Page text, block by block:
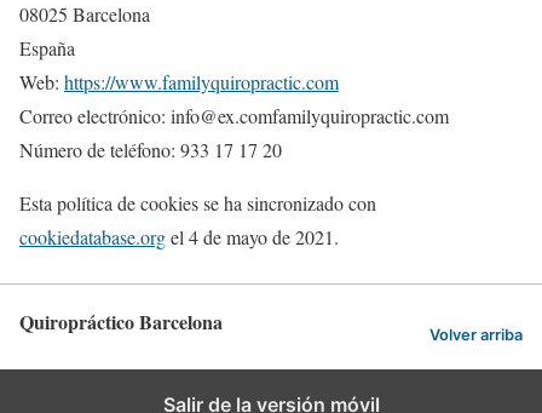
08025 Barcelona
España
Web: https://www.familyquiropractic.com
Correo electrónico: info@ex.comfamilyquiropractic.com
Número de teléfono: 933 17 17 20
Esta política de cookies se ha sincronizado con
cookiedatabase.orgel 4 de mayo de 2021.
Quiropráctico Barcelona Volver arriba
Salir de la versión móvil